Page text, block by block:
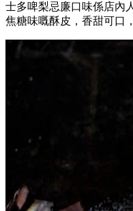
士多啤梨忌廉口味係店內
焦糖味嘅酥皮，香甜可口